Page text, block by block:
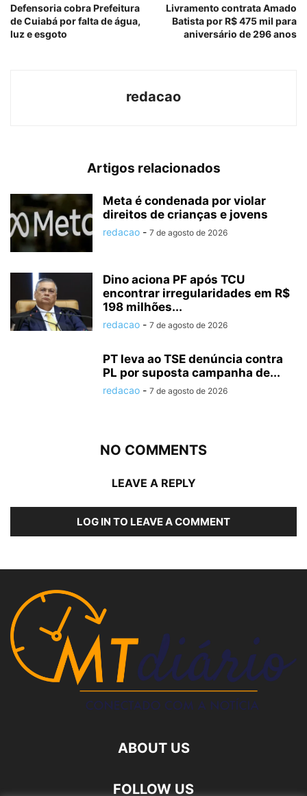
Defensoria cobra Prefeitura
de Cuiabá por falta de água,
luz e esgoto
Livramento contrata Amado
Batista por R$ 475 mil para
aniversário de 296 anos
redacao
Artigos relacionados
Meta é condenada por violar
direitos de crianças e jovens
redacao - 7 de agosto de 2026
Dino aciona PF após TCU
encontrar irregularidades em R$
198 milhões...
redacao - 7 de agosto de 2026
PT leva ao TSE denúncia contra
PL por suposta campanha de...
redacao - 7 de agosto de 2026
NO COMMENTS
LEAVE A REPLY
LOG IN TO LEAVE A COMMENT
ABOUT US
FOLLOW US